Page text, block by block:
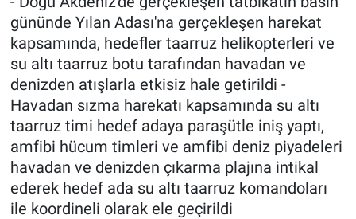
gününde Yılan Adası'na gerçekleşen harekat
kapsamında, hedefler taarruz helikopterleri ve
su altı taarruz botu tarafından havadan ve
denizden atışlarla etkisiz hale getirildi -
Havadan sızma harekatı kapsamında su altı
taarruz timi hedef adaya paraşütle iniş yaptı,
amfibi hücum timleri ve amfibi deniz piyadeleri
havadan ve denizden çıkarma plajına intikal
ederek hedef ada su altı taarruz komandoları
ile koordineli olarak ele geçirildi
Gündem
Kültür Sanat
Magazin
Politika
Sağlık
Son Dakika Haberleri
Haber Arşivi